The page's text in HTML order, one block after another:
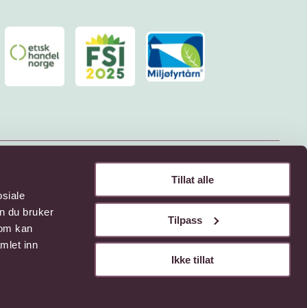
du bruker
kan
inn
Tillat alle
Tilpass
Ikke tillat